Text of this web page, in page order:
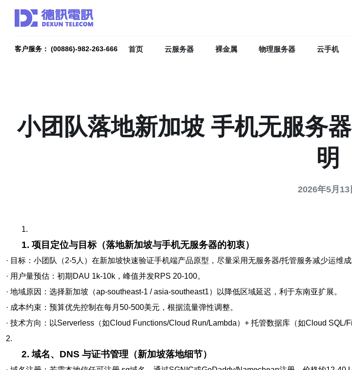
客户服务： (00886)-982-263-666 首页 云服务器 裸金属 物理服务器 云手机
小团队落地新加坡 手机无服务
明
2026年5月13
1.
1. 项目定位与目标（落地新加坡与手机无服务器的初衷）
· 目标：小团队（2-5人）在新加坡快速验证手机端产品原型，尽量采用无服务器/托管服务减少运维成
· 用户量预估：初期DAU 1k-10k，峰值并发RPS 20-100。
· 地域原因：选择新加坡（ap-southeast-1 / asia-southeast1）以降低区域延迟，利于东南亚扩展。
· 成本约束：预算优先控制在每月50-500美元，根据流量弹性调整。
· 技术方向：以Serverless（如Cloud Functions/Cloud Run/Lambda）+ 托管数据库（如Cloud
2.
2. 域名、DNS 与证书管理（新加坡落地细节）